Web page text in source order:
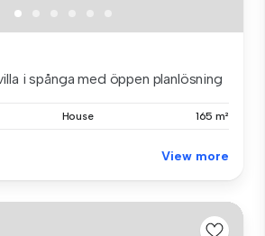
i spånga med öppen planlösning
House 165 m²
View more